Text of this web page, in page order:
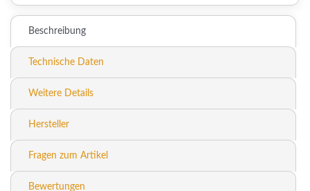
Beschreibung
Technische Daten
Weitere Details
Hersteller
Fragen zum Artikel
Bewertungen